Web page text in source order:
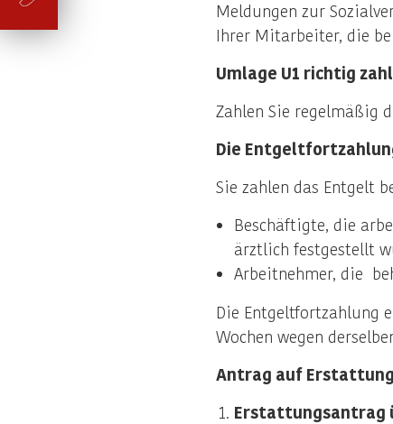
Meldungen zur
Ihrer Mitarbeiter, die bei
Umlage U1 richtig
Zahlen Sie regelmäßig
Die
Sie zahlen das Entgelt
Beschäftigte, die
ärztlich festgestellt
Arbeitnehmer, die
Die Entgeltfortzahlung
Wochen wegen
Antrag auf
Erstattungsantrag